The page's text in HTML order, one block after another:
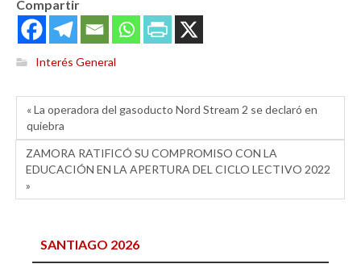
Compartir
Interés General
« La operadora del gasoducto Nord Stream 2 se declaró en
quiebra
ZAMORA RATIFICÓ SU COMPROMISO CON LA
EDUCACIÓN EN LA APERTURA DEL CICLO LECTIVO 2022
»
SANTIAGO 2026